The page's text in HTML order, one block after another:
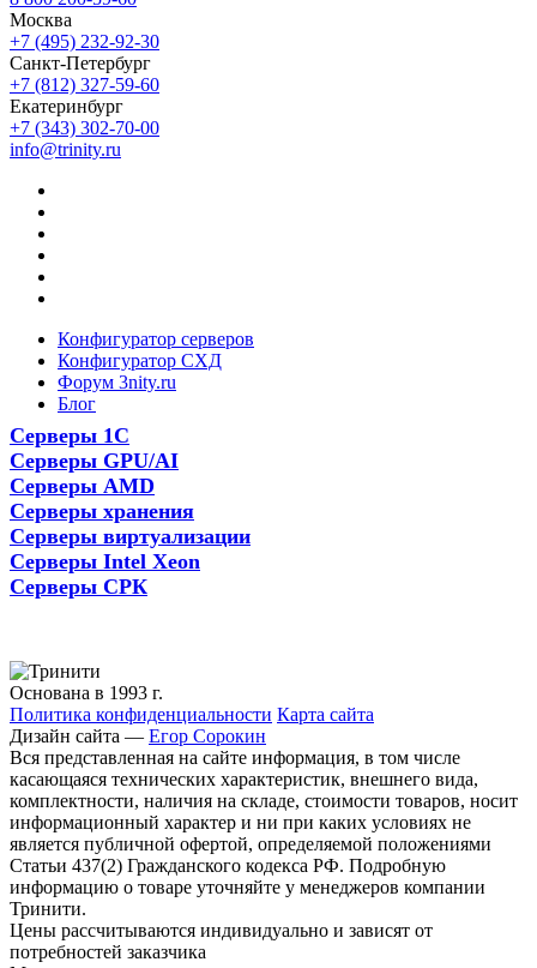
Москва
+7 (495) 232-92-30
Санкт-Петербург
+7 (812) 327-59-60
Екатеринбург
+7 (343) 302-70-00
info@trinity.ru
Конфигуратор серверов
Конфигуратор СХД
Форум 3nity.ru
Блог
Серверы 1С
Серверы GPU/AI
Серверы AMD
Серверы хранения
Серверы виртуализации
Серверы Intel Xeon
Серверы СРК
Основана в 1993 г.
Политика конфиденциальности Карта сайта
Дизайн сайта — Егор Сорокин
Вся представленная на сайте информация, в том числе
касающаяся технических характеристик, внешнего вида,
комплектности, наличия на складе, стоимости товаров, носит
информационный характер и ни при каких условиях не
является публичной офертой, определяемой положениями
Статьи 437(2) Гражданского кодекса РФ. Подробную
информацию о товаре уточняйте у менеджеров компании
Тринити.
Цены рассчитываются индивидуально и зависят от
потребностей заказчика